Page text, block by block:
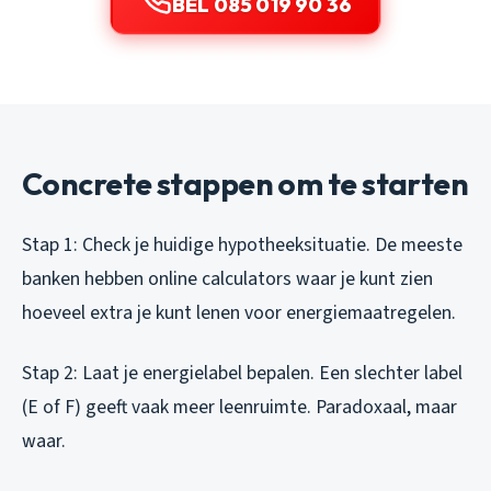
Concrete stappen om te starten
Stap 1: Check je huidige hypotheeksituatie. De meeste
banken hebben online calculators waar je kunt zien
hoeveel extra je kunt lenen voor energiemaatregelen.
Stap 2: Laat je energielabel bepalen. Een slechter label
(E of F) geeft vaak meer leenruimte. Paradoxaal, maar
waar.